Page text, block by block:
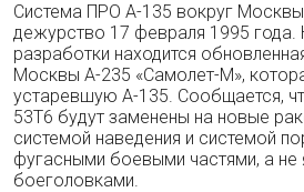
Система ПРО А-135 вокруг
дежурство 17 февраля 1995 года.
разработки находится
Москвы А-235 «Самолет-М»,
устаревшую А-135. Сообщается,
53Т6 будут заменены на новые
системой наведения и системой
фугасными боевыми частями, а не
боеголовками.